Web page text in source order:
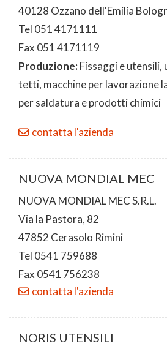
40128 Ozzano dell'Emilia
Tel 051 4171111
Fax 051 4171119
Produzione:Fissaggi e utensili,
tetti, macchine per lavorazione
per saldatura e prodotti chimici
contatta l'azienda
NUOVA MONDIAL MEC
NUOVA MONDIAL MEC S.R.L.
Via la Pastora, 82
47852 Cerasolo Rimini
Tel 0541 759688
Fax 0541 756238
contatta l'azienda
NORIS UTENSILI